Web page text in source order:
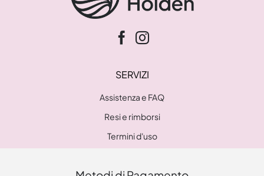
SERVIZI
Assistenza e FAQ
Resi e rimborsi
Termini d'uso